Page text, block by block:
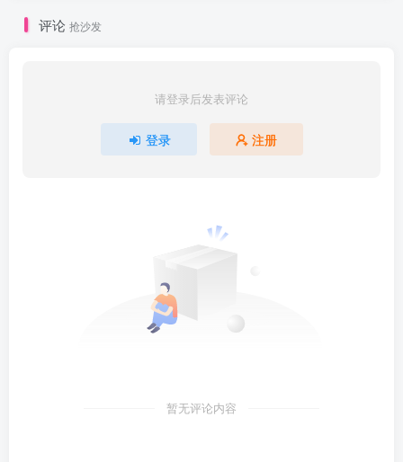
评论 抢沙发
请登录后发表评论
登录 注册
暂无评论内容